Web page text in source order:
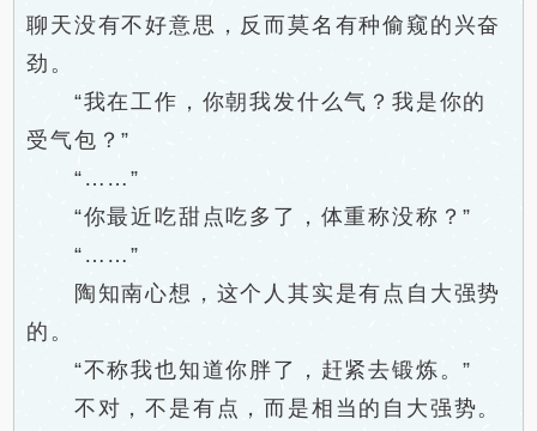
聊天没有不好意思，反而莫名有种偷窥的兴奋
劲。
“我在工作，你朝我发什么气？我是你的
受气包？”
“……”
“你最近吃甜点吃多了，体重称没称？”
“……”
陶知南心想，这个人其实是有点自大强势
的。
“不称我也知道你胖了，赶紧去锻炼。”
不对，不是有点，而是相当的自大强势。